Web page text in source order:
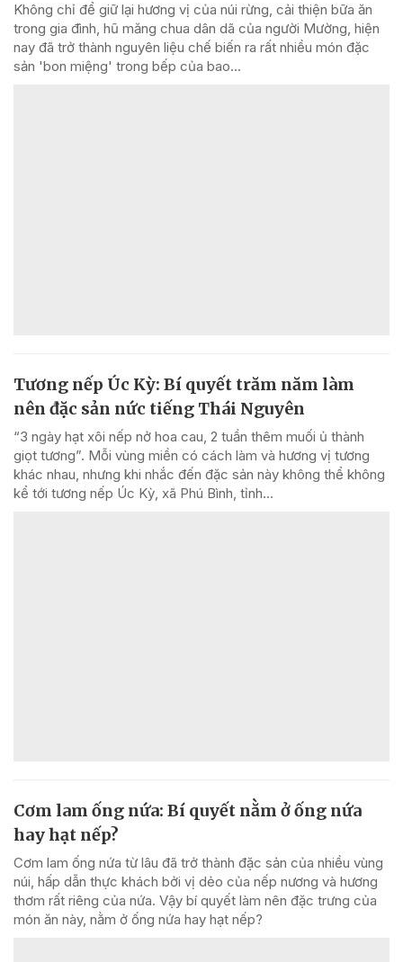
Không chỉ để giữ lại hương vị của núi rừng, cải thiện bữa ăn
trong gia đình, hũ măng chua dân dã của người Mường, hiện
nay đã trở thành nguyên liệu chế biến ra rất nhiều món đặc
sản 'bon miệng' trong bếp của bao...
Tương nếp Úc Kỳ: Bí quyết trăm năm làm
nên đặc sản nức tiếng Thái Nguyên
“3 ngày hạt xôi nếp nở hoa cau, 2 tuần thêm muối ủ thành
giọt tương”. Mỗi vùng miền có cách làm và hương vị tương
khác nhau, nhưng khi nhắc đến đặc sản này không thể không
kể tới tương nếp Úc Kỳ, xã Phú Bình, tỉnh...
Cơm lam ống nứa: Bí quyết nằm ở ống nứa
hay hạt nếp?
Cơm lam ống nứa từ lâu đã trở thành đặc sản của nhiều vùng
núi, hấp dẫn thực khách bởi vị dẻo của nếp nương và hương
thơm rất riêng của nứa. Vậy bí quyết làm nên đặc trưng của
món ăn này, nằm ở ống nứa hay hạt nếp?